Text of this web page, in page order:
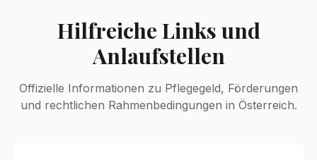
Hilfreiche Links und
Anlaufstellen
Offizielle Informationen zu Pflegegeld, Förderungen
und rechtlichen Rahmenbedingungen in Österreich.